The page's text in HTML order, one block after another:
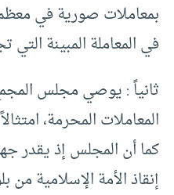
بمعاملات صورية في معظم
في المعاملة المبينة
ثانياً : يوصي مجلس
المعاملات المحرمة،
كما أن المجلس إذ يقدر
إنقاذ الأمة الإسلامية من